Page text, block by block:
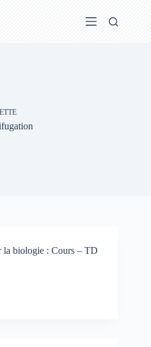
la biologie : Cours – TD